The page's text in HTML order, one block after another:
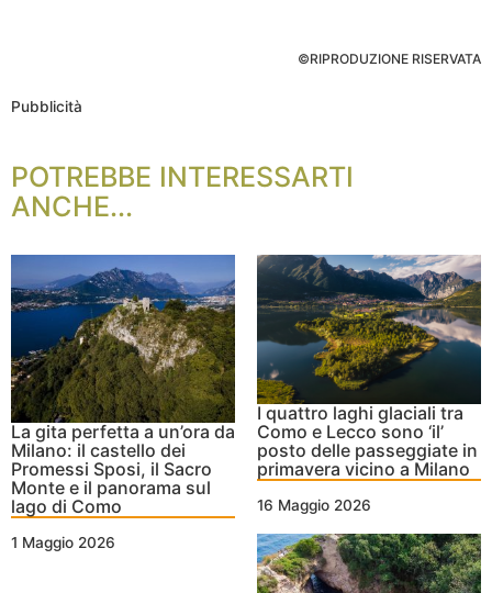
©RIPRODUZIONE RISERVATA
Pubblicità
POTREBBE INTERESSARTI
ANCHE...
La gita perfetta a un’ora da
Milano: il castello dei
Promessi Sposi, il Sacro
Monte e il panorama sul
lago di Como
1 Maggio 2026
I quattro laghi glaciali tra
Como e Lecco sono ‘il’
posto delle passeggiate in
primavera vicino a Milano
16 Maggio 2026